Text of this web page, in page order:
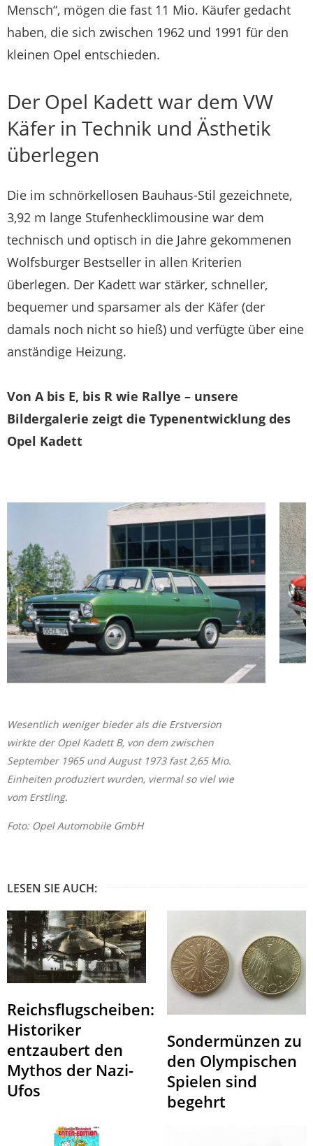
Mensch“, mögen die fast 11 Mio. Käufer gedacht
haben, die sich zwischen 1962 und 1991 für den
kleinen Opel entschieden.
Der Opel Kadett war dem VW
Käfer in Technik und Ästhetik
überlegen
Die im schnörkellosen Bauhaus-Stil gezeichnete,
3,92 m lange Stufenhecklimousine war dem
technisch und optisch in die Jahre gekommenen
Wolfsburger Bestseller in allen Kriterien
überlegen. Der Kadett war stärker, schneller,
bequemer und sparsamer als der Käfer (der
damals noch nicht so hieß) und verfügte über eine
anständige Heizung.
Von A bis E, bis R wie Rallye – unsere
Bildergalerie zeigt die Typenentwicklung des
Opel Kadett
Wesentlich weniger bieder als die Erstversion
wirkte der Opel Kadett B, von dem zwischen
September 1965 und August 1973 fast 2,65 Mio.
Einheiten produziert wurden, viermal so viel wie
vom Erstling.
Foto: Opel Automobile GmbH
LESEN SIE AUCH:
Reichsflugscheiben:
Historiker
entzaubert den
Mythos der Nazi-
Ufos
Sondermünzen zu
den Olympischen
Spielen sind
begehrt